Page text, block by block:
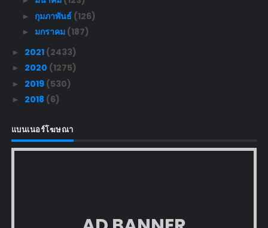
► กุมภาพันธ์ (126)
► มกราคม (187)
► 2021 (2433)
► 2020 (1275)
► 2019 (530)
► 2018 (6)
แบนเนอร์โฆษณา